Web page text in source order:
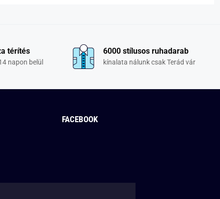
térítés
napon belül
6000 stílusos ruhadarab
kínalata nálunk csak Terád vár
FACEBOOK